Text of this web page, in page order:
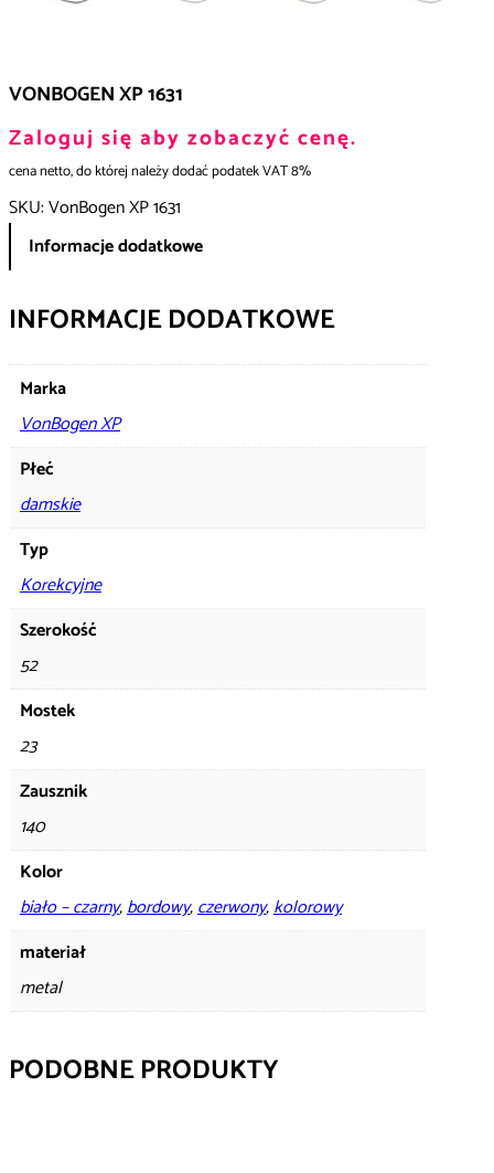
VONBOGEN XP 1631
Zaloguj się aby zobaczyć cenę.
cena netto, do której należy dodać podatek VAT 8%
SKU:VonBogen XP 1631
Informacje dodatkowe
INFORMACJE DODATKOWE
Marka
VonBogen XP
Płeć
damskie
Typ
Korekcyjne
Szerokość
52
Mostek
23
Zausznik
140
Kolor
biało – czarny,bordowy,czerwony,kolorowy
materiał
metal
PODOBNE PRODUKTY